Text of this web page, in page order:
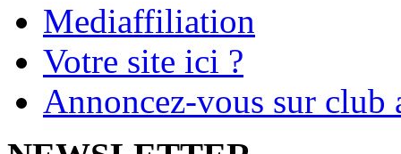
Mediaffiliation
Votre site ici ?
Annoncez-vous sur